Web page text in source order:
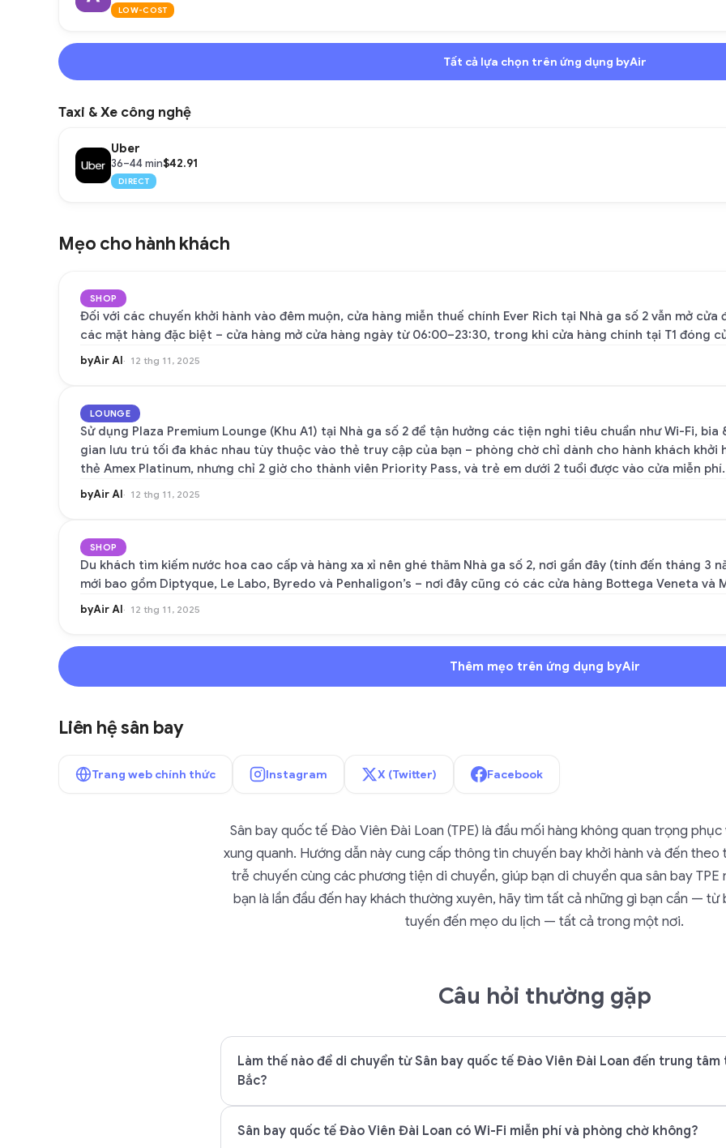
LOW-COST
Tất cả lựa chọn trên ứng dụng byAir
Taxi & Xe công nghệ
Uber
36–44 min$42.91
DIRECT
Mẹo cho hành khách
SHOP
Đối với các chuyến khởi hành vào đêm muộn, cửa hàng miễn thuế chính Ever Rich tại Nhà ga số 2 vẫn mở cửa
các mặt hàng đặc biệt – cửa hàng mở cửa hàng ngày từ 06:00–23:30, trong khi cửa hàng chính tại T1 đóng
byAir AI 12 thg 11, 2025
LOUNGE
Sử dụng Plaza Premium Lounge (Khu A1) tại Nhà ga số 2 để tận hưởng các tiện nghi tiêu chuẩn như Wi-Fi,
gian lưu trú tối đa khác nhau tùy thuộc vào thẻ truy cập của bạn – phòng chờ chỉ dành cho hành khách
thẻ Amex Platinum, nhưng chỉ 2 giờ cho thành viên Priority Pass, và trẻ em dưới 2 tuổi được vào cửa miễn phí.
byAir AI 12 thg 11, 2025
SHOP
Du khách tìm kiếm nước hoa cao cấp và hàng xa xỉ nên ghé thăm Nhà ga số 2, nơi gần đây (tính đến tháng 3
mới bao gồm Diptyque, Le Labo, Byredo và Penhaligon’s – nơi đây cũng có các cửa hàng Bottega Veneta và
byAir AI 12 thg 11, 2025
Thêm mẹo trên ứng dụng byAir
Liên hệ sân bay
Trang web chính thức Instagram X (Twitter) Facebook
Sân bay quốc tế Đào Viên Đài Loan (TPE) là đầu mối hàng không quan trọng
xung quanh. Hướng dẫn này cung cấp thông tin chuyến bay khởi hành và đến
trễ chuyến cùng các phương tiện di chuyển, giúp bạn di chuyển qua sân bay TPE
bạn là lần đầu đến hay khách thường xuyên, hãy tìm tất cả những gì bạn cần —
tuyến đến mẹo du lịch — tất cả trong một nơi.
Câu hỏi thường gặp
Làm thế nào để di chuyển từ Sân bay quốc tế Đào Viên Đài Loan đến trung
Bắc?
Sân bay quốc tế Đào Viên Đài Loan có Wi-Fi miễn phí và phòng chờ không?